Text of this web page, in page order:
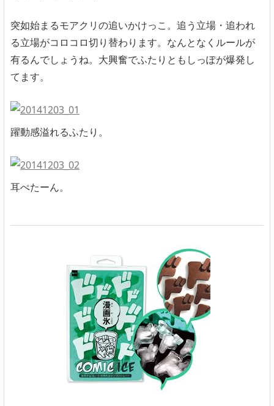
突如始まるモアクリの追いかけっこ。追う立場・追われ
る立場がコロコロ切り替わります。なんとなくルールが
有るんでしょうね。大興奮でふたりともしっぽが爆発し
てます。
躍動感溢れるふたり。
耳ぺたーん。